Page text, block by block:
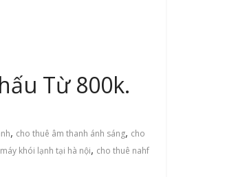
Từ 800k.
, cho thuê âm thanh ánh sáng, cho
khói lạnh tại hà nội, cho thuê nahf